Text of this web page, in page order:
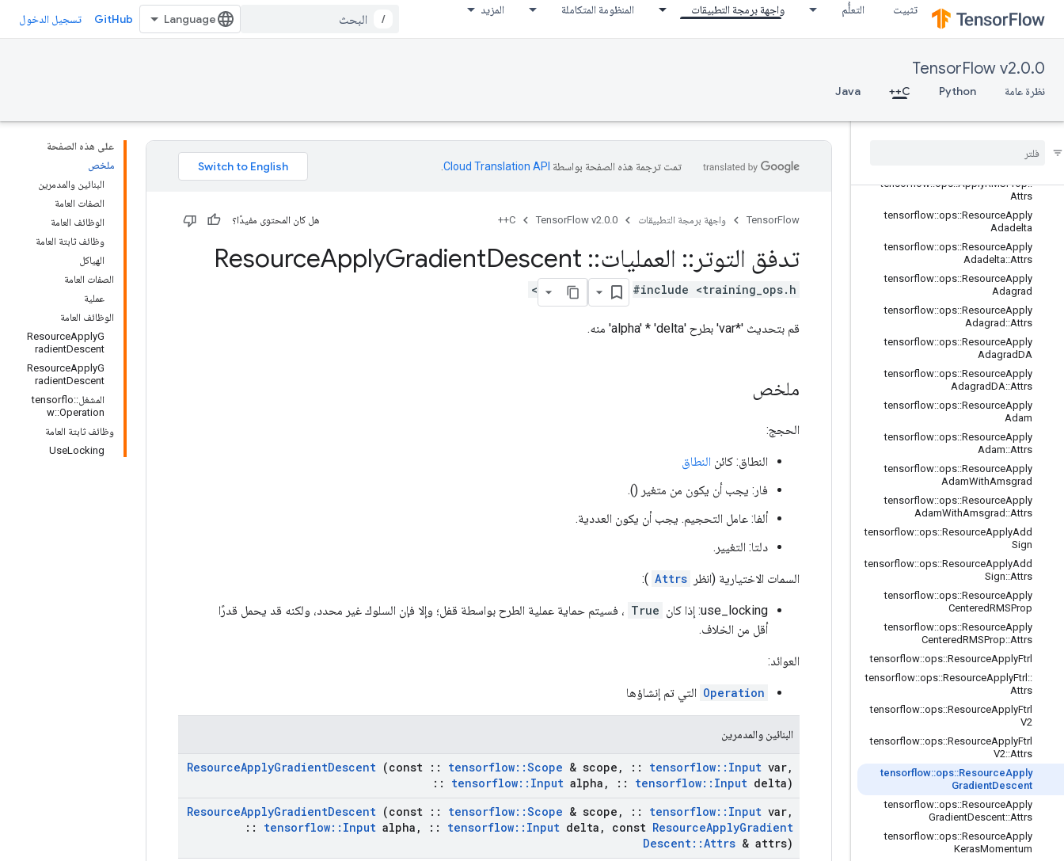
تثبيت التعلُّم واجهة برمجة التطبيقات المنظومة المتكاملة المزيد
/
GitHub تسجيل الدخول
TensorFlow v2.0.0
نظرة عامة Python
C++
Java
tensorflow::ops::ApplyPowerSign::At
trs
tensorflow::ops::ApplyProximalAdag
tensorflow::ops::ApplyProximalAdag
tensorflow
ops
Proximal
tensorflow::ops::ApplyRMSProp::
Attrs
tensorflow::ops::ResourceApply
Adadelta
tensorflow::ops::ResourceApply
Adadelta::Attrs
tensorflow::ops::ResourceApply
Adagrad
tensorflow::ops::ResourceApply
Adagrad ::Attrs
tensorflow::ops::ResourceApply
AdagradDA
tensorflow::ops::ResourceApply
AdagradDA::Attrs
tensorflow::ops::ResourceApply
Adam
tensorflow::ops::ResourceApply
Adam::Attrs
tensorflow::ops::ResourceApply
AdamWithAmsgrad
tensorflow::ops::ResourceApply
AdamWithAmsgrad ::Attrs
tensorflow::ops::ResourceApplyAdd
Sign
tensorflow::ops::ResourceApplyAdd
Sign::Attrs
tensorflow::ops::ResourceApply
CenteredRMSProp
tensorflow::ops::ResourceApply
CenteredRMSProp::Attrs
tensorflow::ops::ResourceApplyFtrl
tensorflow::ops::ResourceApplyFtrl ::
Attrs
tensorflow::ops::ResourceApplyFtrl
V2
tensorflow::ops::ResourceApplyFtrl
V2::Attrs
tensorflow::ops::ResourceApply
GradientDescent
tensorflow::ops::ResourceApply
GradientDescent::Attrs
tensorflow::ops::ResourceApply
KerasMomentum
على هذه الصفحة
ملخص
البنائين والمدمرين
الصفات العامة
الوظائف العامة
وظائف ثابتة العامة
الهياكل
الصفات العامة
عملية
الوظائف العامة
ResourceApplyG
radientDescent
ResourceApplyG
radientDescent
المشغل::tensorflo
w::Operation
وظائف ثابتة العامة
UseLocking
تمت ترجمة هذه الصفحة بواسطة Cloud Translation API‏
TensorFlow واجهة برمجة التطبيقات TensorFlow v2.0.0
C++ هل كان المحتوى مفيدًا؟
تدفق التوتر :: العمليات::
ApplyGradientDescent
#include <training_ops.h>
قم بتحديث '*var' بطرح 'alpha' * 'delta' منه.
ملخص
الحجج:
النطاق: كائن النطاق
فار: يجب أن يكون من متغير ().
ألفا: عامل التحجيم. يجب أن يكون العددية.
دلتا: التغيير.
السمات الاختيارية (انظر Attrs
):
use_locking: إذا كان True ، فسيتم حماية عملية الطرح بواسطة قفل؛ وإلا فإن السلوك غير محدد، ولكنه قد يحمل قدرًا
أقل من الخلاف.
العوائد:
Operation التي تم إنشاؤها
البنائين والمدمرين
ResourceApplyGradientDescent (const :: tensorflow::Scope & scope , :: tensorflow:: Input var,
::
tensorflow:: Input alpha , :: tensorflow:: Input delta)
ResourceApplyGradientDescent (const :: tensorflow::Scope & scope , :: tensorflow:: Input var,
::
tensorflow:: Input alpha , :: tensorflow:: Input delta , const ResourceApplyGradient
Descent::Attrs & attrs)